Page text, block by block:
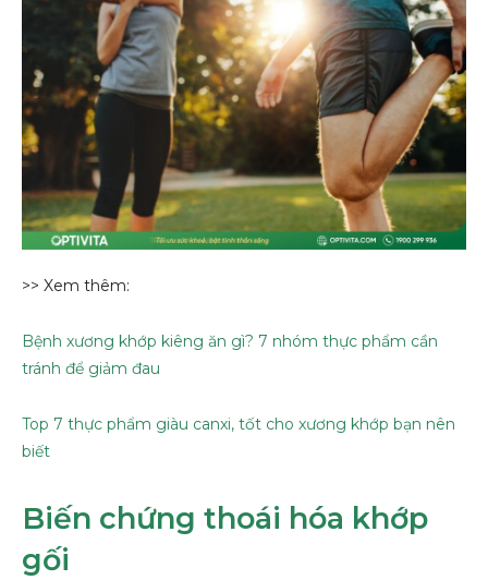
>> Xem thêm:
Bệnh xương khớp kiêng ăn gì? 7 nhóm thực phẩm cần
tránh để giảm đau
Top 7 thực phẩm giàu canxi, tốt cho xương khớp bạn nên
biết
Biến chứng thoái hóa khớp
gối